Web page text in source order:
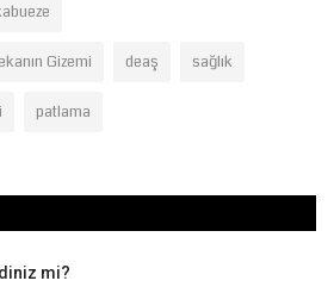
Gizemi deaş sağlık
patlama
mi?